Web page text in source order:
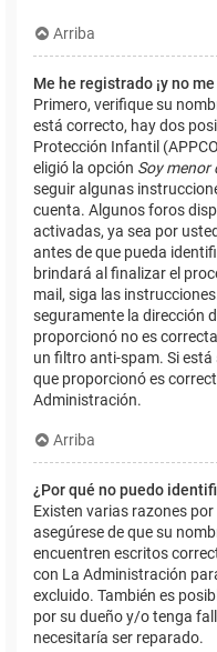
Arriba
Me he registrado ¡y no
Primero, verifique su
está correcto, hay dos
Protección Infantil
eligió la opción Soy menor
seguir algunas
cuenta. Algunos foros
activadas, ya sea por
antes de que pueda
brindará al finalizar el
mail, siga las
seguramente la dirección
proporcionó no es
un filtro anti-spam. Si está
que proporcionó es
Administración.
Arriba
¿Por qué no puedo
Existen varias razones
asegúrese de que su
encuentren escritos
con La Administración
excluido. También es
por su dueño y/o tenga
necesitaría ser reparado.